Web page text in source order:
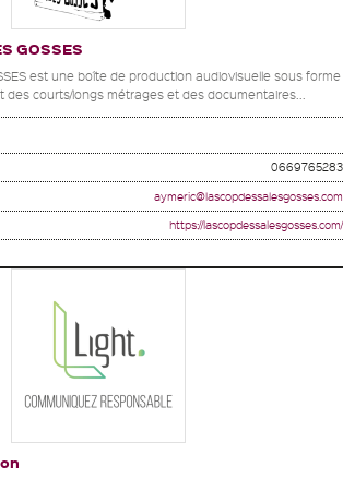
GOSSES
est une boîte de production audiovisuelle sous forme
courts/longs métrages et des documentaires...
0669765283
aymeric@lascopdessalesgosses.com
https://lascopdessalesgosses.com/